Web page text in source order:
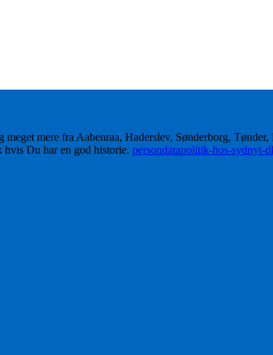
mere fra Aabenraa, Haderslev, Sønderborg,
hvis Du har en god historie. persondatapolitik-hos-sydnyt-